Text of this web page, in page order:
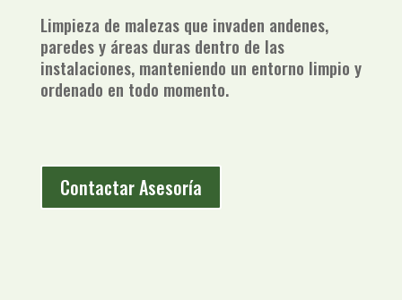
Limpieza de malezas que invaden andenes,
paredes y áreas duras dentro de las
instalaciones, manteniendo un entorno limpio y
ordenado en todo momento.
Contactar Asesoría